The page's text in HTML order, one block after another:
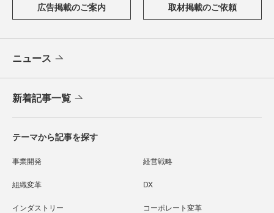
広告掲載のご案内 取材掲載のご依頼
ニュース
新着記事一覧
テーマから記事を探す
事業開発 経営戦略
組織変革 DX
インダストリー コーポレート変革